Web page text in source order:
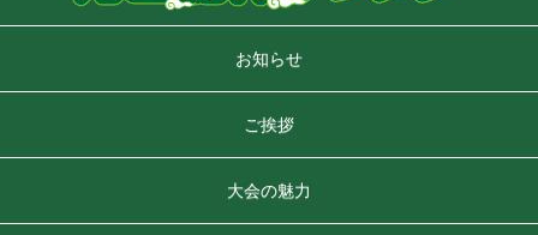
お知らせ
ご挨拶
大会の魅力